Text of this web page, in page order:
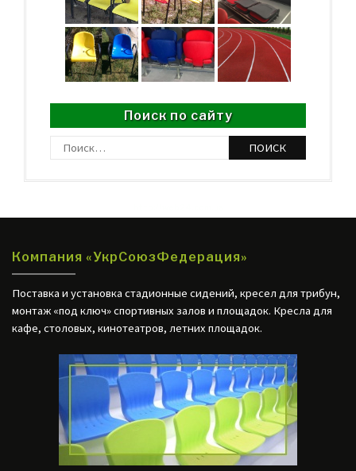
Поиск по сайту
Найти:
Компания «УкрСоюзФедерация»
Поставка и установка стадионные сидений, кресел для трибун,
монтаж «под ключ» спортивных залов и площадок. Кресла для
кафе, столовых, кинотеатров, летних площадок.